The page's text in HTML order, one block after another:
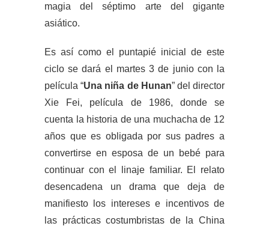
magia del séptimo arte del gigante
asiático.
Es así como el puntapié inicial de este
ciclo se dará el martes 3 de junio con la
película “Una niña de Hunan” del director
Xie Fei, película de 1986, donde se
cuenta la historia de una muchacha de 12
años que es obligada por sus padres a
convertirse en esposa de un bebé para
continuar con el linaje familiar. El relato
desencadena un drama que deja de
manifiesto los intereses e incentivos de
las prácticas costumbristas de la China